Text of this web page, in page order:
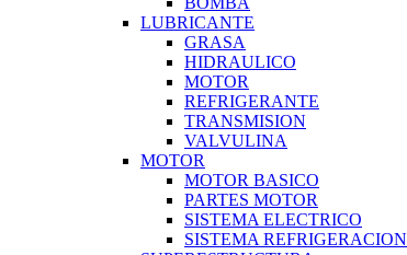
LUBRICANTE
GRASA
HIDRAULICO
MOTOR
REFRIGERANTE
TRANSMISION
VALVULINA
MOTOR
MOTOR BASICO
PARTES MOTOR
SISTEMA ELECTRICO
SISTEMA REFRIGERACION